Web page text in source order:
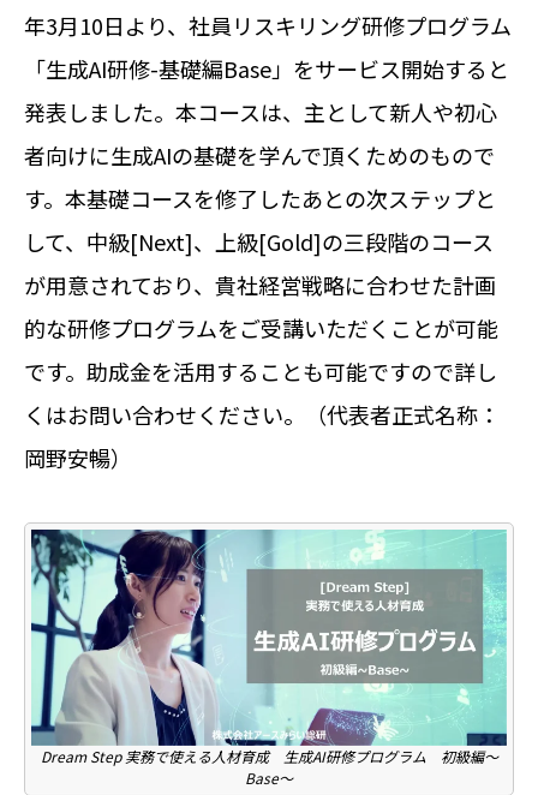
年3月10日より、社員リスキリング研修プログラム
「生成AI研修-基礎編Base」をサービス開始すると
発表しました。本コースは、主として新人や初心
者向けに生成AIの基礎を学んで頂くためのもので
す。本基礎コースを修了したあとの次ステップと
して、中級[Next]、上級[Gold]の三段階のコース
が用意されており、貴社経営戦略に合わせた計画
的な研修プログラムをご受講いただくことが可能
です。助成金を活用することも可能ですので詳し
くはお問い合わせください。（代表者正式名称：
岡野安暢）
Dream Step 実務で使える人材育成 生成AI研修プログラム 初級編～
Base～